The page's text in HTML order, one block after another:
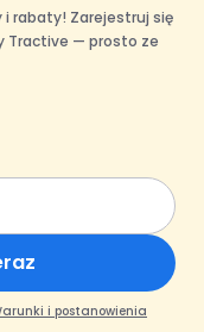
rabaty! Zarejestruj się
Tractive — prosto ze
i postanowienia